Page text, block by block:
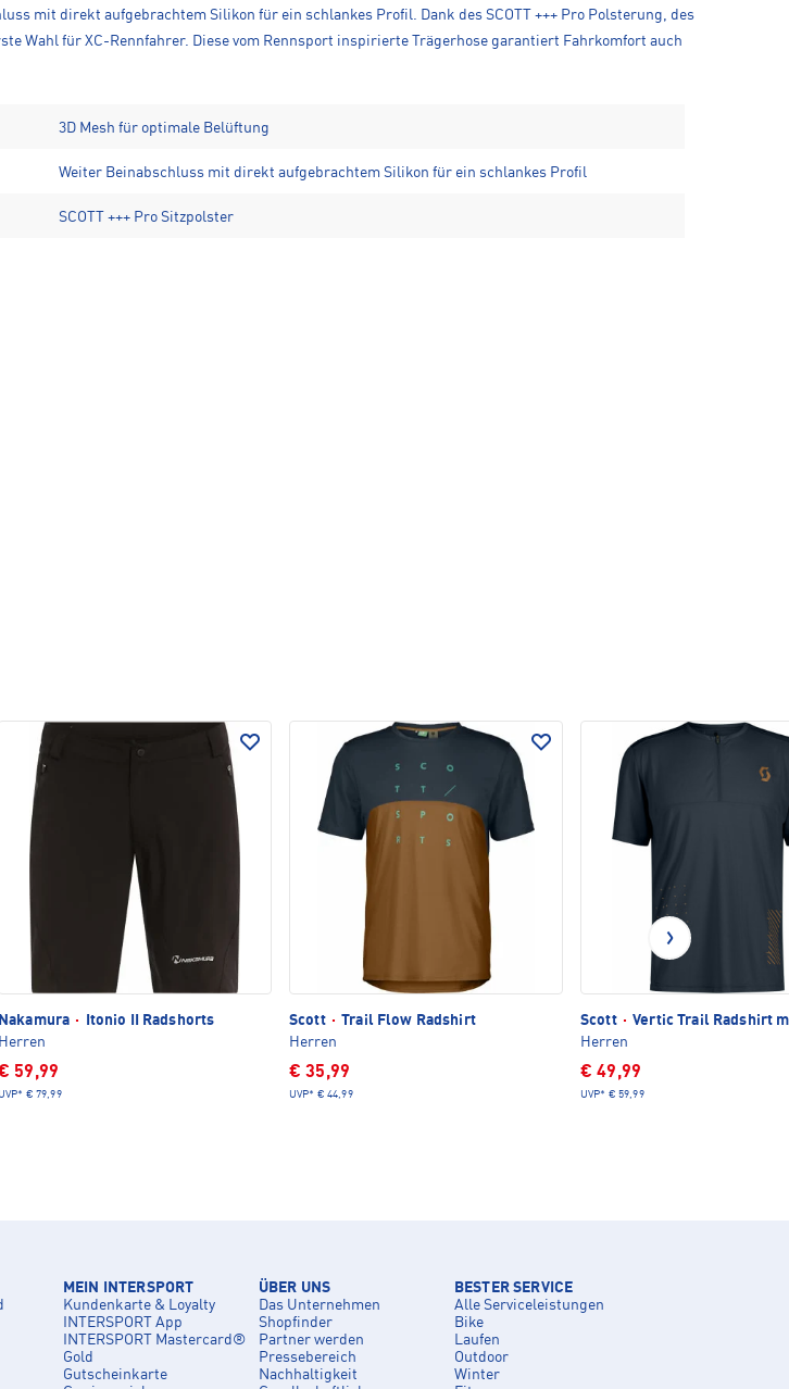
mit direkt aufgebrachtem Silikon für ein schlankes Profil. Dank des SCOTT +++ Pro Polsterung, des
Wahl für XC-Rennfahrer. Diese vom Rennsport inspirierte Trägerhose garantiert Fahrkomfort auch
3D Mesh für optimale Belüftung
Weiter Beinabschluss mit direkt aufgebrachtem Silikon für ein schlankes Profil
SCOTT +++ Pro Sitzpolster
Nakamura ·
Itonio II Radshorts
Herren
59,99
UVP* € 79,99
Scott · Trail Flow Radshirt
Herren
€ 35,99
UVP* € 44,99
Scott · Vertic Trail Radshirt
Herren
€ 49,99
UVP* € 59,99
MEIN INTERSPORT
Kundenkarte & Loyalty
INTERSPORT App
INTERSPORT Mastercard®
Gold
Gutscheinkarte
ÜBER UNS
Das Unternehmen
Shopfinder
Partner werden
Pressebereich
Nachhaltigkeit
BESTER SERVICE
Alle Serviceleistungen
Bike
Laufen
Outdoor
Winter